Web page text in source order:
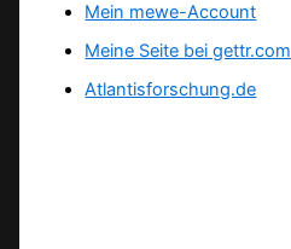
Mein mewe-Account
Meine Seite bei gettr.com
Atlantisforschung.de